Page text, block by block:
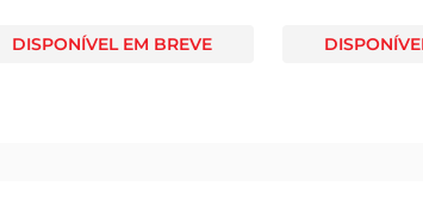
DISPONÍVEL EM BREVE